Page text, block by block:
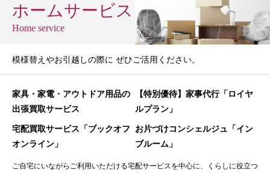
ホームサービス
Home service
模様替えやお引越しの際に ぜひご活用ください。
家具・家電・アウトドア用品の
出張買取サービス
【特別優待】家事代行「ロイヤ
ルプラン」
宅配買取サービス「ブックオフ
オンライン」
お片づけコンシェルジュ「イン
ブルーム」
ご自宅にいながらご利用いただける宅配サービスを中心に、くらしに役立つ